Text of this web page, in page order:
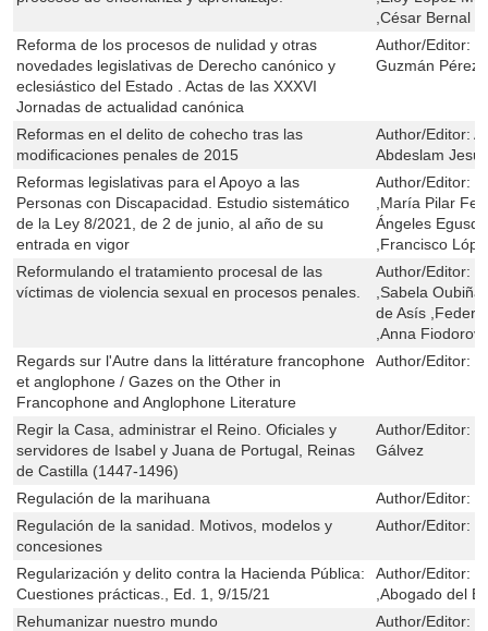
,César Bernal
Reforma de los procesos de nulidad y otras
novedades legislativas de Derecho canónico y
eclesiástico del Estado . Actas de las XXXVI
Jornadas de actualidad canónica
Author/Editor:
Guzmán Pérez,
Reformas en el delito de cohecho tras las
modificaciones penales de 2015
Author/Editor:
Abdeslam
Reformas legislativas para el Apoyo a las
Personas con Discapacidad. Estudio sistemático
de la Ley 8/2021, de 2 de junio, al año de su
entrada en vigor
Author/Editor:
,María Pilar
Ángeles
,Francisco
Reformulando el tratamiento procesal de las
víctimas de violencia sexual en procesos penales.
Author/Editor:
,Sabela
de Asís
,Anna
Regards sur l'Autre dans la littérature francophone
et anglophone / Gazes on the Other in
Francophone and Anglophone Literature
Author/Editor:
Regir la Casa, administrar el Reino. Oficiales y
servidores de Isabel y Juana de Portugal, Reinas
de Castilla (1447-1496)
Author/Editor:
Gálvez
Regulación de la marihuana Author/Editor:
Regulación de la sanidad. Motivos, modelos y
concesiones
Author/Editor:
Regularización y delito contra la Hacienda Pública:
Cuestiones prácticas., Ed. 1, 9/15/21
Author/Editor:
,Abogado del
Rehumanizar nuestro mundo
Author/Editor: